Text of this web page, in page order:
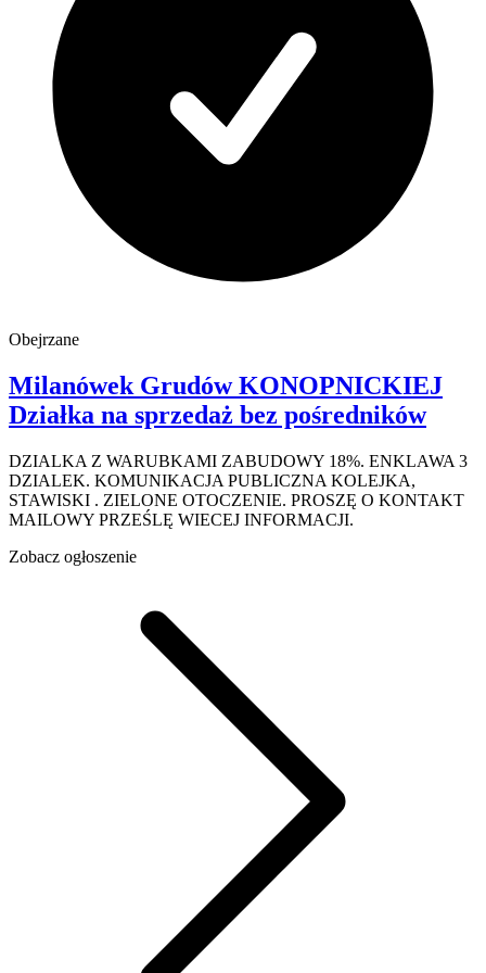
Obejrzane
Milanówek Grudów KONOPNICKIEJ
Działka na sprzedaż bez pośredników
DZIALKA Z WARUBKAMI ZABUDOWY 18%. ENKLAWA 3
DZIALEK. KOMUNIKACJA PUBLICZNA KOLEJKA,
STAWISKI . ZIELONE OTOCZENIE. PROSZĘ O KONTAKT
MAILOWY PRZEŚLĘ WIECEJ INFORMACJI.
Zobacz ogłoszenie